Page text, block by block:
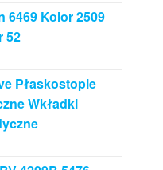
6469 Kolor 2509
52
Płaskostopie
Wkładki